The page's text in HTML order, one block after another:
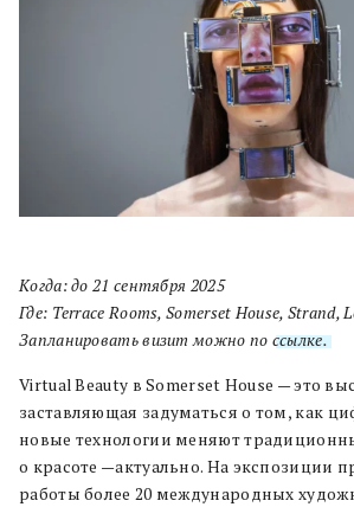
Когда: до 21 сентября 2025
Где: Terrace Rooms, Somerset House, Strand,
Запланировать визит можно по ссылке.
Virtual Beauty в Somerset House — это
заставляющая задуматься о том, как
новые технологии меняют
о красоте —актуально. На экспозиции
работы более 20 международных